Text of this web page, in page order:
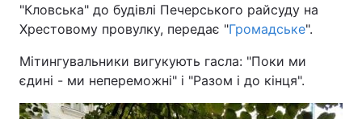
"Кловська" до будівлі Печерського райсуду на
Хрестовому провулку, передає "Громадське".
Мітингувальники вигукують гасла: "Поки ми
єдині - ми непереможні" і "Разом і до кінця".